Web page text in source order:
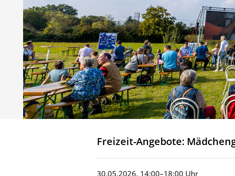
Freizeit-Angebote:
30.05.2026, 14:00–18:00 Uhr